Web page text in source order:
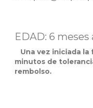
EDAD: 6 meses
Una vez iniciada la
minutos de
rembolso.